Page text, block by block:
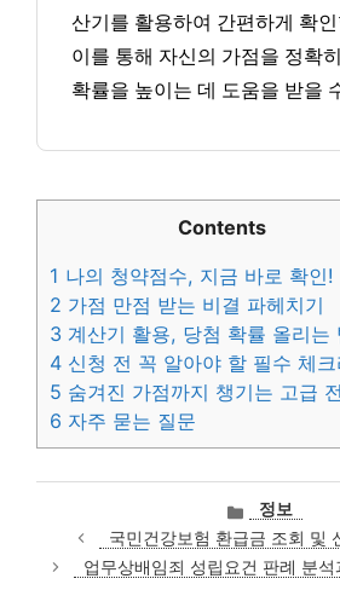
산기를 활용하여 간편하게 확
이를 통해 자신의 가점을 정확
확률을 높이는 데 도움을 받을
Contents
1 나의 청약점수, 지금 바로 확인!
2 가점 만점 받는 비결 파헤치기
3 계산기 활용, 당첨 확률 올리는
4 신청 전 꼭 알아야 할 필수 체크
5 숨겨진 가점까지 챙기는 고급
6 자주 묻는 질문
카
테
고
리
정보
국민건강보험 환급금 조회 및
업무상배임죄 성립요건 판례 분